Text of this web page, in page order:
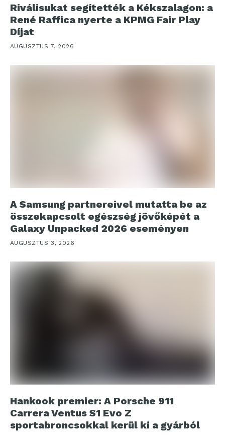
Riválisukat segítették a Kékszalagon: a
René Raffica nyerte a KPMG Fair Play
Díjat
AUGUSZTUS 7, 2026
A Samsung partnereivel mutatta be az
összekapcsolt egészség jövőképét a
Galaxy Unpacked 2026 eseményen
AUGUSZTUS 3, 2026
Hankook premier: A Porsche 911
Carrera Ventus S1 Evo Z
sportabroncsokkal kerül ki a gyárból